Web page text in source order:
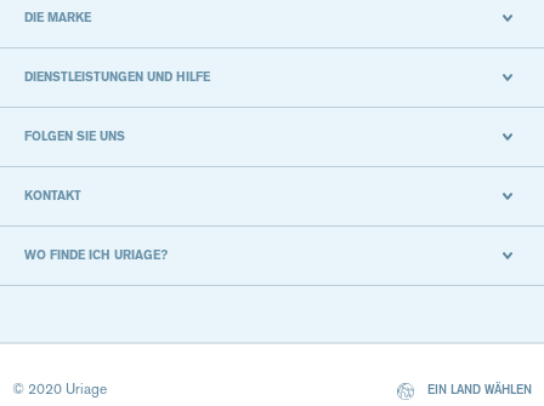
DIE MARKE
DIENSTLEISTUNGEN UND HILFE
FOLGEN SIE UNS
KONTAKT
WO FINDE ICH URIAGE?
© 2020 Uriage EIN LAND WÄHLEN